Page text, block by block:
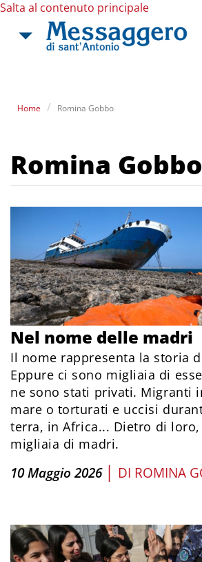
Salta al contenuto principale
Home Romina Gobbo
Romina Gobbo
Nel nome delle madri
Il nome rappresenta la storia
Eppure ci sono migliaia di
ne sono stati privati. Migranti
mare o torturati e uccisi
terra, in Africa... Dietro di
migliaia di madri.
10 Maggio 2026 | DI ROMINA